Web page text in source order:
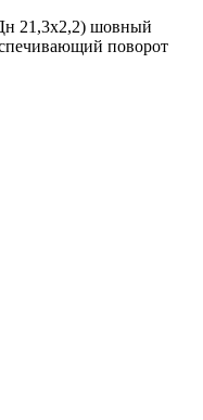
21,3х2,2) шовный
поворот